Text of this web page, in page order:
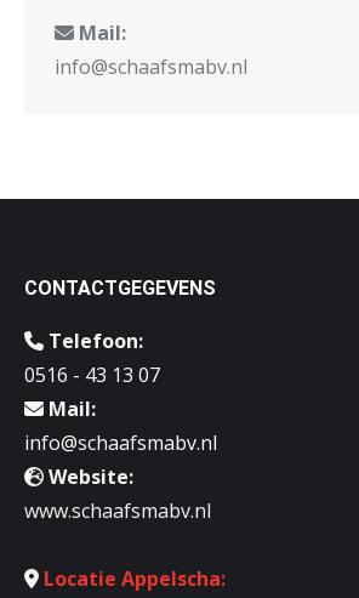
Mail:
info@schaafsmabv.nl
CONTACTGEGEVENS
Telefoon:
0516 - 43 13 07
Mail:
info@schaafsmabv.nl
Website:
www.schaafsmabv.nl
Locatie Appelscha: